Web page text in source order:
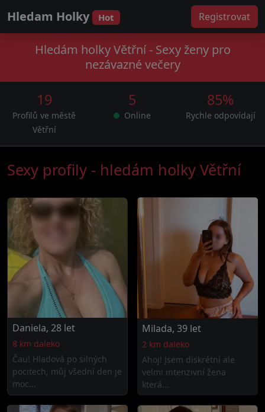
Hledam Holky Hot Registrovat
Hledám holky Větřní - Sexy ženy pro
nezávazné večery
19
Profilů ve městě
Větřní
5
Online
85%
Rychle odpovídají
Sexy profily - hledám holky Větřní
Daniela, 28 let
8 km daleko
Čau! Hladová po silných
pocitech, můj všední den je
moc...
Milada, 39 let
2 km daleko
Ahoj! Jsem diskrétní ale
velmi intenzivní žena
která...